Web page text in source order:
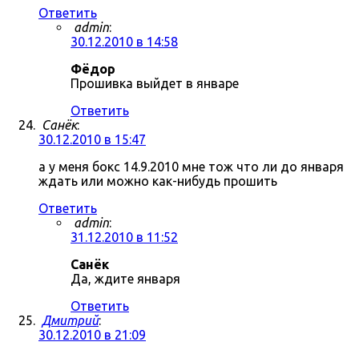
Ответить
admin:
30.12.2010 в 14:58
Фёдор
Прошивка выйдет в январе
Ответить
Санёк:
30.12.2010 в 15:47
а у меня бокс 14.9.2010 мне тож что ли до января
ждать или можно как-нибудь прошить
Ответить
admin:
31.12.2010 в 11:52
Санёк
Да, ждите января
Ответить
Дмитрий:
30.12.2010 в 21:09